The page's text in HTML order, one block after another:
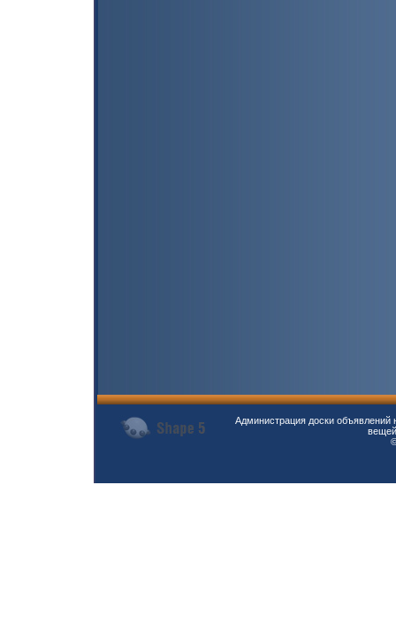
Администрация доски объявлений